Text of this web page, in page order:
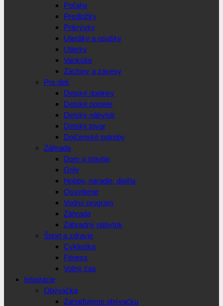
Poťahy
Predložky
Prikrývky
Uteráky a osušky
Utierky
Vankúše
Záclony a závesy
Pre deti
Detské doplnky
Detské postele
Detský nábytok
Detský tovar
Dojčenské potreby
Záhrada
Dom a stavba
Grily
Hobby, náradie, dielňa
Osvetlenie
Vodný program
Záhrada
Záhradný nábytok
Šport a zdravie
Cyklistika
Fitness
Voľný čas
Inšpirácie
Obývačka
Zariaďujeme obývačku